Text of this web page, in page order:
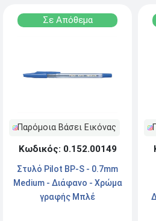
Σε Απόθεμα
Παρόμοια Βάσει Εικόνας
Κωδικός: 0.152.00149
Στυλό Pilot BP-S - 0.7mm
Medium - Διάφανο - Χρώμα
γραφής Μπλέ